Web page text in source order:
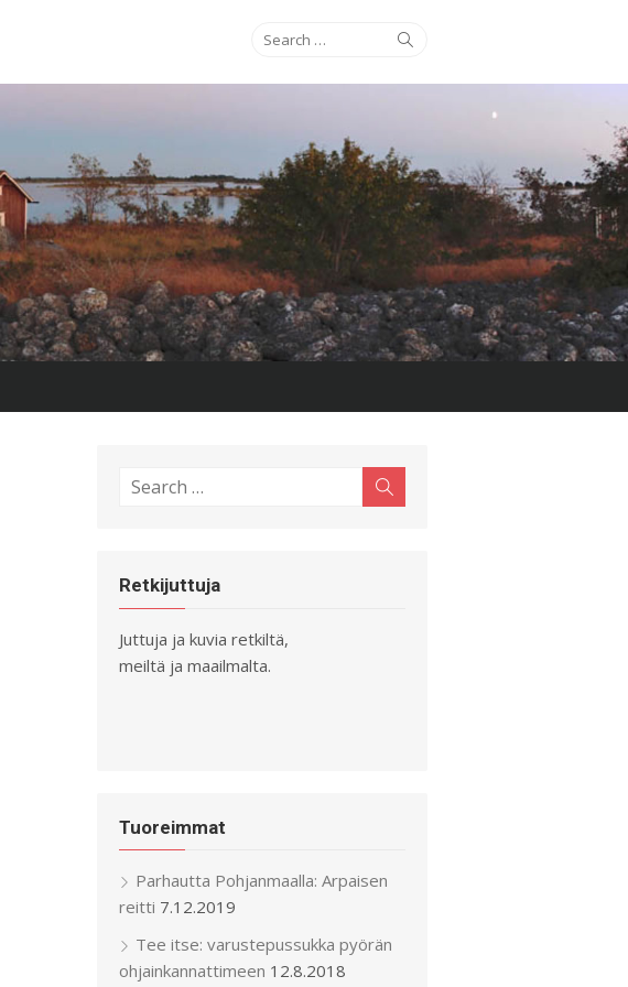
Search
Search
Retkijuttuja
Juttuja ja kuvia retkiltä,
meiltä ja maailmalta.
Tuoreimmat
Parhautta Pohjanmaalla: Arpaisen
reitti 7.12.2019
Tee itse: varustepussukka pyörän
ohjainkannattimeen 12.8.2018